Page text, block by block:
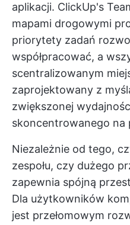
aplikacji. ClickUp's
mapami drogowymi
priorytety zadań
współpracować, a
scentralizowanym
zaprojektowany z
zwiększonej
skoncentrowanego na
Niezależnie od tego,
zespołu, czy dużego
zapewnia spójną
Dla użytkowników
jest przełomowym